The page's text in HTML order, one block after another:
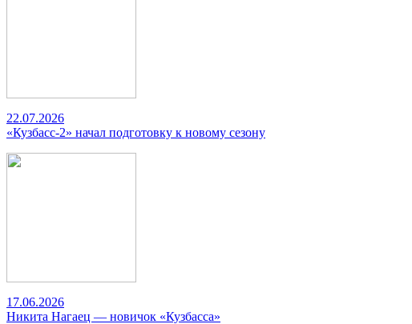
22.07.2026
«Кузбасс-2» начал подготовку к новому сезону
17.06.2026
Никита Нагаец — новичок «Кузбасса»